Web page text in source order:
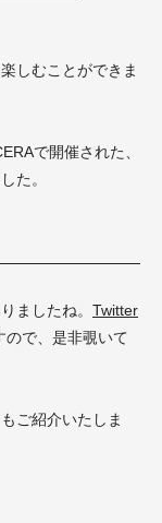
しむことができま
で開催された、
た。
ましたね。 Twitter
ので、是非覗いて
ご紹介いたしま